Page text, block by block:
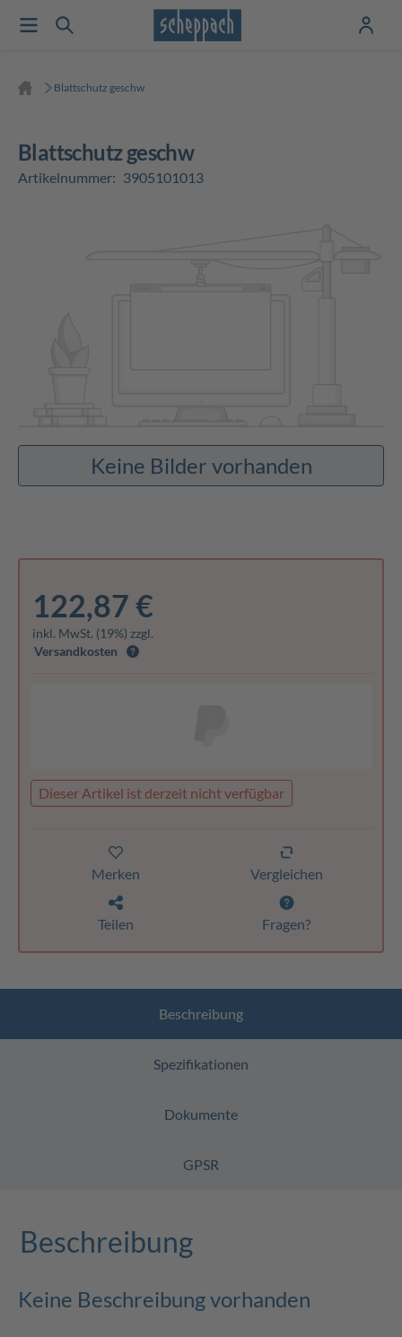
Blattschutz geschw
Blattschutz geschw
Artikelnummer: 3905101013
Keine Bilder vorhanden
122,87 €
inkl. MwSt. (19%) zzgl.
Versandkosten
Dieser Artikel ist derzeit nicht verfügbar
Merken Vergleichen
Teilen Fragen?
Beschreibung
Spezifikationen
Dokumente
GPSR
Beschreibung
Keine Beschreibung vorhanden